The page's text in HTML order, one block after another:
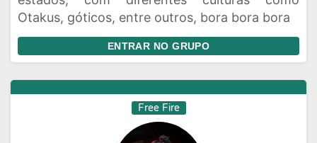
Otakus, góticos, entre outros, bora bora bora
ENTRAR NO GRUPO
Free Fire